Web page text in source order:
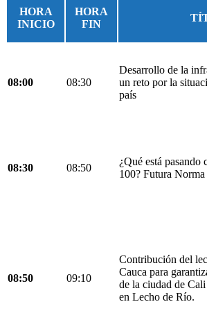
HORA
INICIO
HORA
FIN
08:00 08:30
Desarrollo de la
un reto por la
país
08:30 08:50
¿Qué está
100? Futura
08:50 09:10
Contribución del
Cauca para
de la ciudad de
en Lecho de Río.